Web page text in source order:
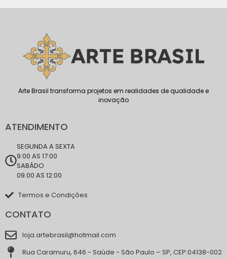
Arte Brasil transforma projetos em realidades de qualidade e
inovação
ATENDIMENTO
SEGUNDA A SEXTA
9:00 AS 17:00
SABÁDO
09:00 AS 12:00
Termos e Condições
CONTATO
loja.artebrasil@hotmail.com
Rua Caramuru, 646 - Saúde - São Paulo – SP, CEP:04138-002